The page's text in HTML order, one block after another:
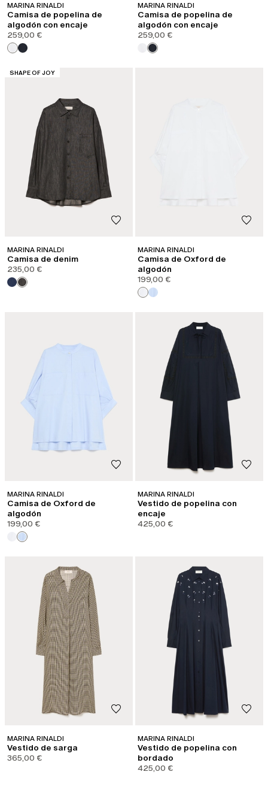
MARINA RINALDI
Camisa de popelina de
algodón con encaje
259,00 €
MARINA RINALDI
Camisa de popelina de
algodón con encaje
259,00 €
CATEGORÍA:
SHAPE OF JOY
MARINA RINALDI
Camisa de denim
235,00 €
MARINA RINALDI
Camisa de Oxford de
algodón
199,00 €
MARINA RINALDI
Camisa de Oxford de
algodón
199,00 €
MARINA RINALDI
Vestido de popelina con
encaje
425,00 €
MARINA RINALDI
Vestido de sarga
365,00 €
MARINA RINALDI
Vestido de popelina con
bordado
425,00 €